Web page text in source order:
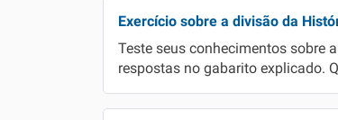
Exercício sobre a divisão da
Teste seus conhecimentos sobre
respostas no gabarito explicado.